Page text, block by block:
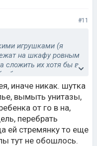
#11
игрушками (я
на шкафу ровным
сложить их хотя бы в
было понятно, что
А у нас в этой
не представляю, как
потом унесла?
иначе никак. шутка
вымыть унитазы,
от го в на,
перебрать
ей стремянку то еще
тут не обошлось.